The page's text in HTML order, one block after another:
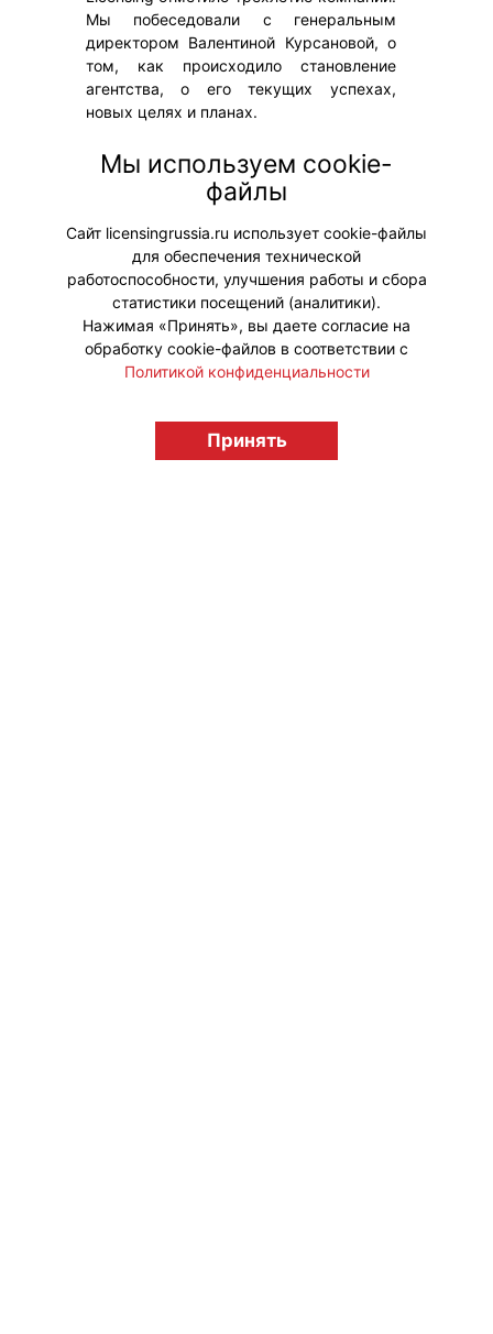
Мы побеседовали с генеральным
директором Валентиной Курсановой, о
том, как происходило становление
агентства, о его текущих успехах,
новых целях и планах.
licensingrussia.ru, 2009-2026 12+
Мы используем cookie-
файлы
Сайт licensingrussia.ru использует cookie-файлы
для обеспечения технической
работоспособности, улучшения работы и сбора
статистики посещений (аналитики).
Нажимая «Принять», вы даете согласие на
обработку cookie-файлов в соответствии с
Политикой конфиденциальности
Принять